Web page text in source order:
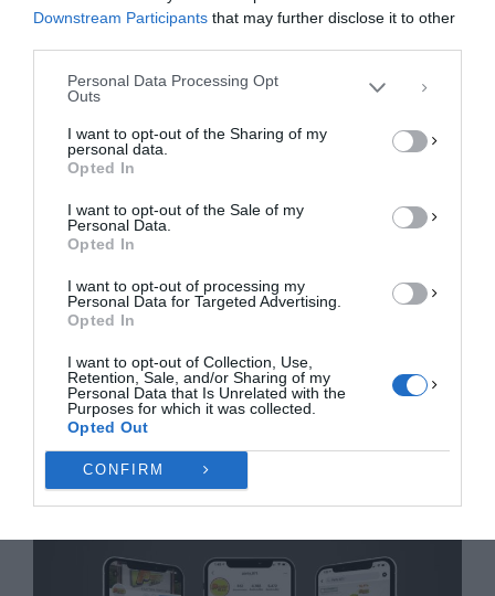
Downstream Participants that may further disclose it to other
Personal Data Processing Opt
Outs
I want to opt-out of the Sharing of my
personal data.
Opted In
I want to opt-out of the Sale of my
Personal Data.
Opted In
I want to opt-out of processing my
Personal Data for Targeted Advertising.
Opted In
I want to opt-out of Collection, Use,
Retention, Sale, and/or Sharing of my
Personal Data that Is Unrelated with the
Purposes for which it was collected.
Opted Out
CONFIRM
επεξεργαστούμε δεδομένα προσωπικού χαρακτήρα, όπως συμπεριφορά
περιήγησης ή μοναδικά αναγνωριστικά σε αυτόν τον ιστότοπο. Η μη
συγκατάθεση ή η ανάκληση της συγκατάθεσης, μπορεί να επηρεάσει
αρνητικά ορισμένες λειτουργίες και δυνατότητες.
ΠΡΟΒΟΛΉ ΠΡΟΤΙΜΉΣΕΩΝ
Πολιτική Cookies